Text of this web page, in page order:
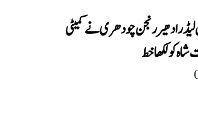
ادھیر رنجن چودھری نے کمیٹی
کو لکھا خط